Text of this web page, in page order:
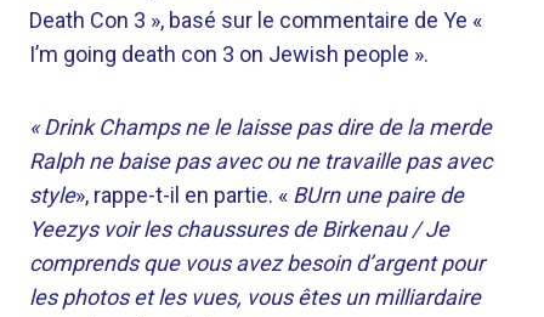
Death Con 3 », basé sur le commentaire de Ye «
I’m going death con 3 on Jewish people ».
« Drink Champs ne le laisse pas dire de la merde
Ralph ne baise pas avec ou ne travaille pas avec
style», rappe-t-il en partie. « BUrn une paire de
Yeezys voir les chaussures de Birkenau / Je
comprends que vous avez besoin d’argent pour
les photos et les vues, vous êtes un milliardaire